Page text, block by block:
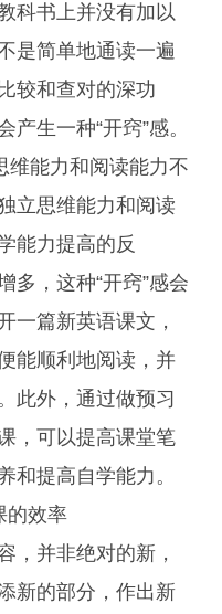
科书上并没有加以
是简单地通读一遍
较和查对的深功
生一种“开窍”感。
维能力和阅读能力不
立思维能力和阅读
能力提高的反
多，这种“开窍”感会
一篇新英语课文，
能顺利地阅读，并
此外，通过做预习
，可以提高课堂笔
和提高自学能力。
效率
并非绝对的新，
新的部分，作出新